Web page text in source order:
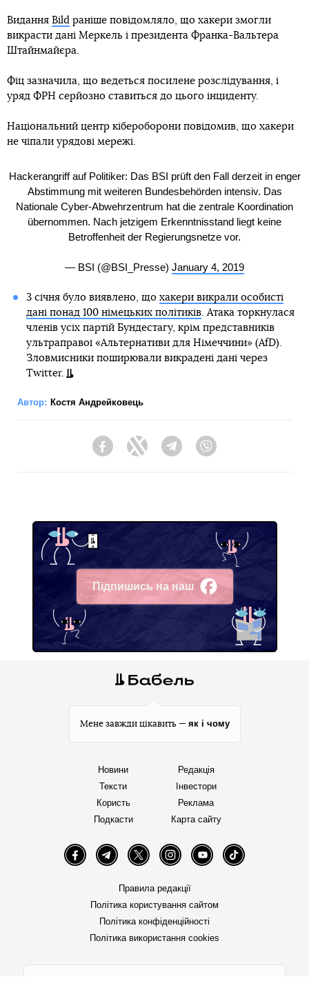
Видання Bild раніше повідомляло, що хакери змогли
викрасти дані Меркель і президента Франка-Вальтера
Штайнмайєра.
Фіц зазначила, що ведеться посилене розслідування, і
уряд ФРН серйозно ставиться до цього інциденту.
Національний центр кібероборони повідомив, що хакери
не чіпали урядові мережі.
Hackerangriff auf Politiker: Das BSI prüft den Fall derzeit in enger
Abstimmung mit weiteren Bundesbehörden intensiv. Das
Nationale Cyber-Abwehrzentrum hat die zentrale Koordination
übernommen. Nach jetzigem Erkenntnisstand liegt keine
Betroffenheit der Regierungsnetze vor.
— BSI (@BSI_Presse) January 4, 2019
3 січня було виявлено, що хакери викрали особисті
дані понад 100 німецьких політиків. Атака торкнулася
членів усіх партій Бундестагу, крім представників
ультраправої «Альтернативи для Німеччини» (AfD).
Зловмисники поширювали викрадені дані через
Twitter.
Автор: Костя Андрейковець
FacebookTwitter Telegram
Підпишись на наш
Facebook
Мене завжди цікавить — як і чому
Новини
Тексти
Користь
Подкасти
Редакція
Інвестори
Реклама
Карта сайту
FacebookTelegramTwitter InstagramYouTube TikTok
Правила редакції
Політика користування сайтом
Політика конфіденційності
Політика використання cookies